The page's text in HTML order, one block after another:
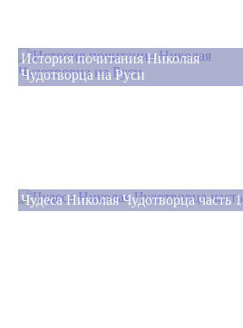
История почитания Николая
Чудотворца на Руси
Чудеса Николая Чудотворца часть 1